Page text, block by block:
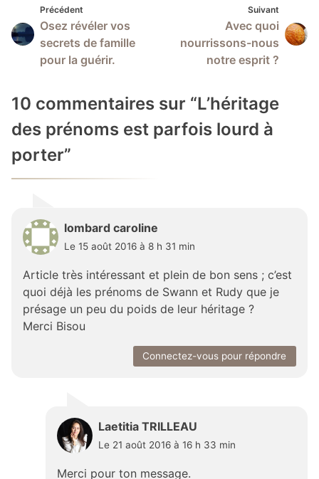
Navigation
de
l’article
Précédent
Osez révéler vos
secrets de famille
pour la guérir.
Suivant
Avec quoi
nourrissons-nous
notre esprit ?
10 commentaires sur “L’héritage
des prénoms est parfois lourd à
porter”
lombard caroline
Le 15 août 2016 à 8 h 31 min
Article très intéressant et plein de bon sens ; c’est
quoi déjà les prénoms de Swann et Rudy que je
présage un peu du poids de leur héritage ?
Merci Bisou
Connectez-vous pour répondre
Laetitia TRILLEAU
Le 21 août 2016 à 16 h 33 min
Merci pour ton message.